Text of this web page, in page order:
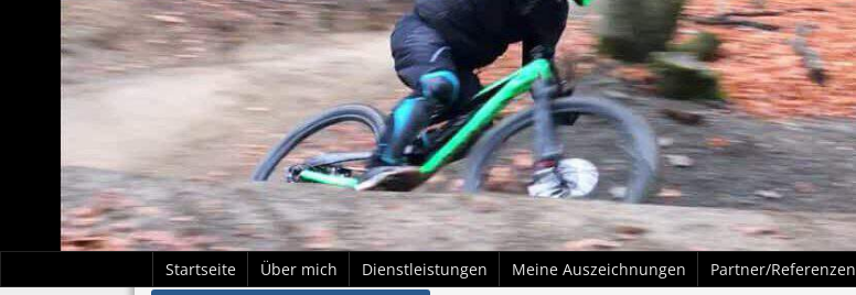
Startseite Über mich Dienstleistungen Meine Auszeichnungen Partner/Referenzen